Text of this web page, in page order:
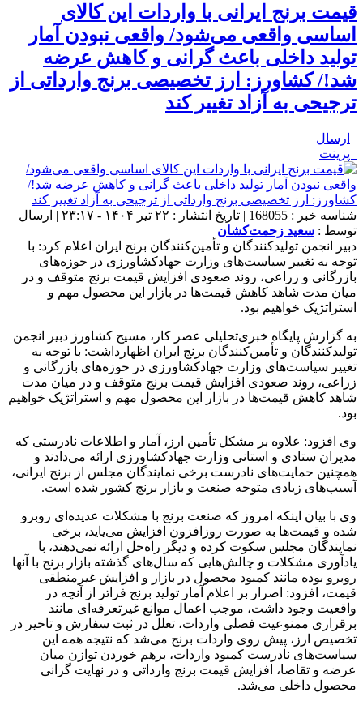
قیمت برنج ایرانی با واردات این کالای
اساسی واقعی می‌شود/ واقعی نبودن آمار
تولید داخلی باعث گرانی و کاهش عرضه
شد!/ کشاورز: ارز تخصیصی برنج وارداتی از
ترجیحی به آزاد تغییر کند
ارسال
پرینت
شناسه خبر : 168055 | تاریخ انتشار : ۲۲ تیر ۱۴۰۴ - ۲۳:۱۷ | ارسال
توسط : سعید زحمت‌کشان
دبیر انجمن تولیدکنندگان و تأمین‌کنندگان برنج ایران اعلام کرد: با
توجه به تغییر سیاست‌های وزارت جهادکشاورزی در حوزه‌های
بازرگانی و زراعی، روند صعودی افزایش قیمت برنج متوقف و در
میان مدت شاهد کاهش قیمت‌ها در بازار این محصول مهم و
استراتژیک خواهیم بود.
به گزارش پایگاه خبری‌تحلیلی عصر کار، مسیح کشاورز دبیر انجمن
تولیدکنندگان و تأمین‌کنندگان برنج ایران اظهارداشت: با توجه به
تغییر سیاست‌های وزارت جهادکشاورزی در حوزه‌های بازرگانی و
زراعی، روند صعودی افزایش قیمت برنج متوقف و در میان مدت
شاهد کاهش قیمت‌ها در بازار این محصول مهم و استراتژیک خواهیم
بود.
وی افزود: علاوه بر مشکل تأمین ارز، آمار و اطلاعات نادرستی که
مدیران ستادی و استانی وزارت جهادکشاورزی ارائه می‌دادند و
همچنین حمایت‌های نادرست برخی نمایندگان مجلس از برنج ایرانی،
آسیب‌های زیادی متوجه صنعت و بازار برنج کشور شده است.
وی با بیان اینکه امروز که صنعت برنج با مشکلات عدیده‌ای روبرو
شده و قیمت‌ها به صورت روزافزون افزایش می‌یاید، برخی
نمایندگان مجلس سکوت کرده و دیگر راه‌حل ارائه نمی‌دهند، با
یادآوری مشکلات و چالش‌هایی که سال‌های گذشته بازار برنج با آنها
روبرو بوده مانند کمبود محصول در بازار و افزایش غیرمنطقی
قیمت، افزود: اصرار بر اعلام آمار تولید برنج فراتر از آنچه در
واقعیت وجود داشت، موجب اعمال موانع غیرتعرفه‌ای مانند
برقراری ممنوعیت فصلی واردات، تعلل در ثبت سفارش و تاخیر در
تخصیص ارز، پیش روی واردات برنج می‌شد که نتیجه همه این
سیاست‌های نادرست کمبود واردات، برهم خوردن توازن میان
عرضه و تقاضا، افزایش قیمت برنج وارداتی و در نهایت گرانی
محصول داخلی می‌شد.